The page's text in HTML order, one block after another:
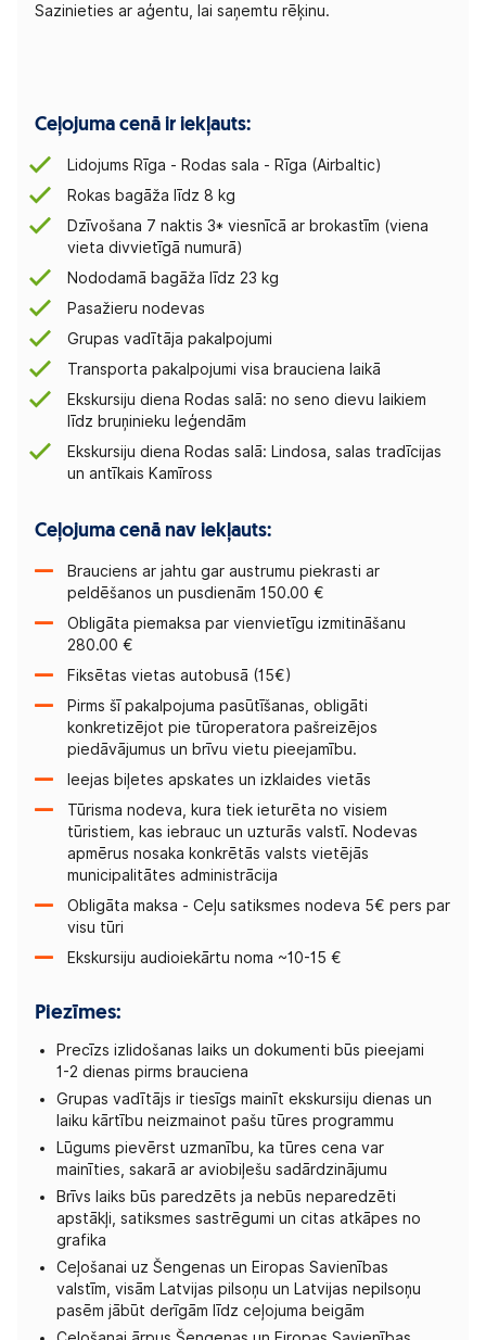
Sazinieties ar aģentu, lai saņemtu rēķinu.
Ceļojuma cenā ir iekļauts:
Lidojums Rīga - Rodas sala - Rīga (Airbaltic)
Rokas bagāža līdz 8 kg
Dzīvošana 7 naktis 3* viesnīcā ar brokastīm (viena
vieta divvietīgā numurā)
Nododamā bagāža līdz 23 kg
Pasažieru nodevas
Grupas vadītāja pakalpojumi
Transporta pakalpojumi visa brauciena laikā
Ekskursiju diena Rodas salā: no seno dievu laikiem
līdz bruņinieku leģendām
Ekskursiju diena Rodas salā: Lindosa, salas tradīcijas
un antīkais Kamīross
Ceļojuma cenā nav iekļauts:
Brauciens ar jahtu gar austrumu piekrasti ar
peldēšanos un pusdienām 150.00 €
Obligāta piemaksa par vienvietīgu izmitināšanu
280.00 €
Fiksētas vietas autobusā (15€)
Pirms šī pakalpojuma pasūtīšanas, obligāti
konkretizējot pie tūroperatora pašreizējos
piedāvājumus un brīvu vietu pieejamību.
Ieejas biļetes apskates un izklaides vietās
Tūrisma nodeva, kura tiek ieturēta no visiem
tūristiem, kas iebrauc un uzturās valstī. Nodevas
apmērus nosaka konkrētās valsts vietējās
municipalitātes administrācija
Obligāta maksa - Ceļu satiksmes nodeva 5€ pers par
visu tūri
Ekskursiju audioiekārtu noma ~10-15 €
Piezīmes:
Precīzs izlidošanas laiks un dokumenti būs pieejami
1-2 dienas pirms brauciena
Grupas vadītājs ir tiesīgs mainīt ekskursiju dienas un
laiku kārtību neizmainot pašu tūres programmu
Lūgums pievērst uzmanību, ka tūres cena var
mainīties, sakarā ar aviobiļešu sadārdzinājumu
Brīvs laiks būs paredzēts ja nebūs neparedzēti
apstākļi, satiksmes sastrēgumi un citas atkāpes no
grafika
Ceļošanai uz Šengenas un Eiropas Savienības
valstīm, visām Latvijas pilsoņu un Latvijas nepilsoņu
pasēm jābūt derīgām līdz ceļojuma beigām